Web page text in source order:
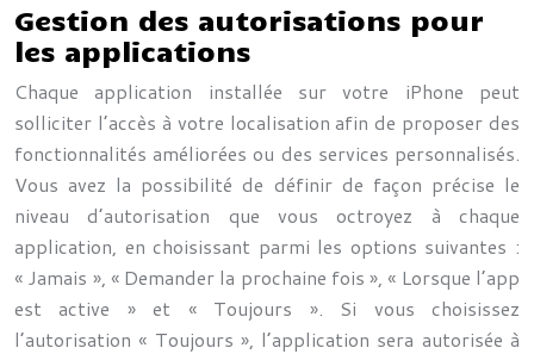
Gestion des autorisations pour
les applications
Chaque application installée sur votre iPhone peut
solliciter l’accès à votre localisation afin de proposer des
fonctionnalités améliorées ou des services personnalisés.
Vous avez la possibilité de définir de façon précise le
niveau d’autorisation que vous octroyez à chaque
application, en choisissant parmi les options suivantes :
« Jamais », « Demander la prochaine fois », « Lorsque l’app
est active » et « Toujours ». Si vous choisissez
l’autorisation « Toujours », l’application sera autorisée à